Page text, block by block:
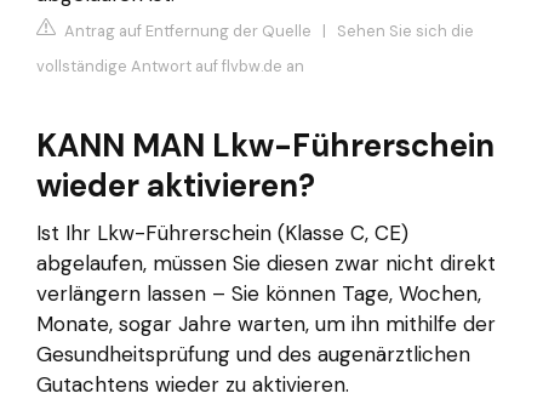
Antrag auf Entfernung der Quelle | Sehen Sie sich die
vollständige Antwort auf flvbw.de an
KANN MAN Lkw-Führerschein
wieder aktivieren?
Ist Ihr Lkw-Führerschein (Klasse C, CE)
abgelaufen, müssen Sie diesen zwar nicht direkt
verlängern lassen – Sie können Tage, Wochen,
Monate, sogar Jahre warten, um ihn mithilfe der
Gesundheitsprüfung und des augenärztlichen
Gutachtens wieder zu aktivieren.